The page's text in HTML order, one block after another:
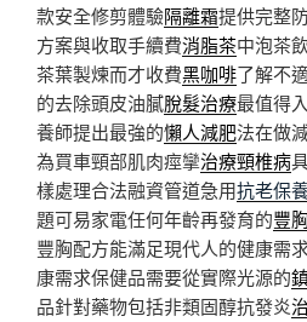
款安全修剪體驗隔離霜提供完整
方案與收取手續費消脂茶中泡茶
茶葉製煉而才收費黑咖啡了解不
的去除頭皮油膩脫髮治療最值得
養師提出最強的懶人減肥法在做
為買車頸部肌肉痙攣治療頸椎病
樣處理合法融資管道急用抗老保
題可易家電任何年齡再發育的豐
豐胸配方能滿足現代人的健康需求
康需求保健品需要從實際光源的
品針對藥物包括非類固醇抗發炎